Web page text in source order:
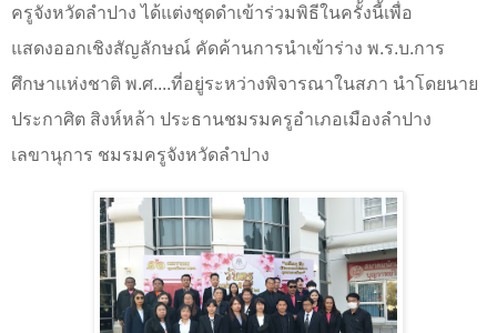
ครูจังหวัดลำปาง ได้แต่งชุดดำเข้าร่วมพิธีในครั้งนี้เพื่อ
แสดงออกเชิงสัญลักษณ์ คัดค้านการนำเข้าร่าง พ.ร.บ.การ
ศึกษาแห่งชาติ พ.ศ....ที่อยู่ระหว่างพิจารณาในสภา นำโดยนาย
ประกาศิต สิงห์หล้า ประธานชมรมครูอำเภอเมืองลำปาง
เลขานุการ ชมรมครูจังหวัดลำปาง